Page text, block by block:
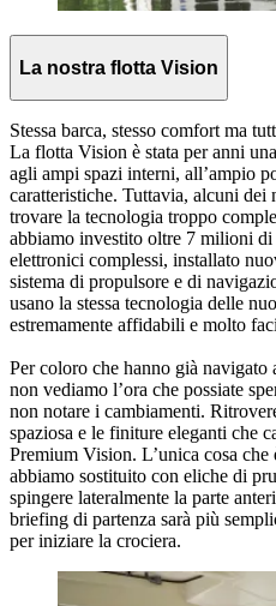
La nostra flotta Vision
Stessa barca, stesso comfort ma
La flotta Vision è stata per anni
agli ampi spazi interni, all’ampio
caratteristiche. Tuttavia, alcuni
trovare la tecnologia troppo
abbiamo investito oltre 7 milioni
elettronici complessi, installato
sistema di propulsore e di
usano la stessa tecnologia delle
estremamente affidabili e molto
Per coloro che hanno già navigato
non vediamo l’ora che possiate
non notare i cambiamenti.
spaziosa e le finiture eleganti che
Premium Vision. L’unica cosa
abbiamo sostituito con eliche di
spingere lateralmente la parte
briefing di partenza sarà più
per iniziare la crociera.